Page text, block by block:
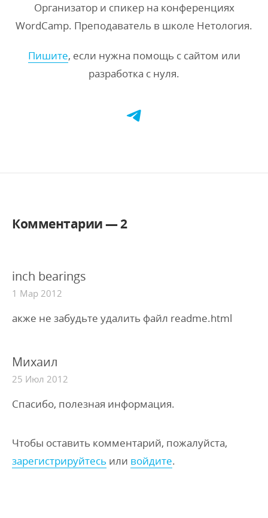
Организатор и спикер на конференциях
WordCamp. Преподаватель в школе Нетология.
Пишите, если нужна помощь с сайтом или
разработка с нуля.
Комментарии —2
inch bearings
1 Мар 2012
акже не забудьте удалить файл readme.html
Михаил
25 Июл 2012
Спасибо, полезная информация.
Чтобы оставить комментарий, пожалуйста,
зарегистрируйтесь или войдите.